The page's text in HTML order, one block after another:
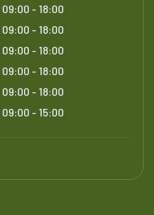
09:00 - 18:00
09:00 - 18:00
09:00 - 18:00
09:00 - 18:00
09:00 - 18:00
09:00 - 15:00